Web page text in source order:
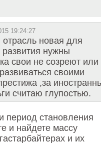
19:24:27
новая для
нужны
свои не созреют или
своими
,за
считаю глупостью.
период становления
и найдете массу
и их